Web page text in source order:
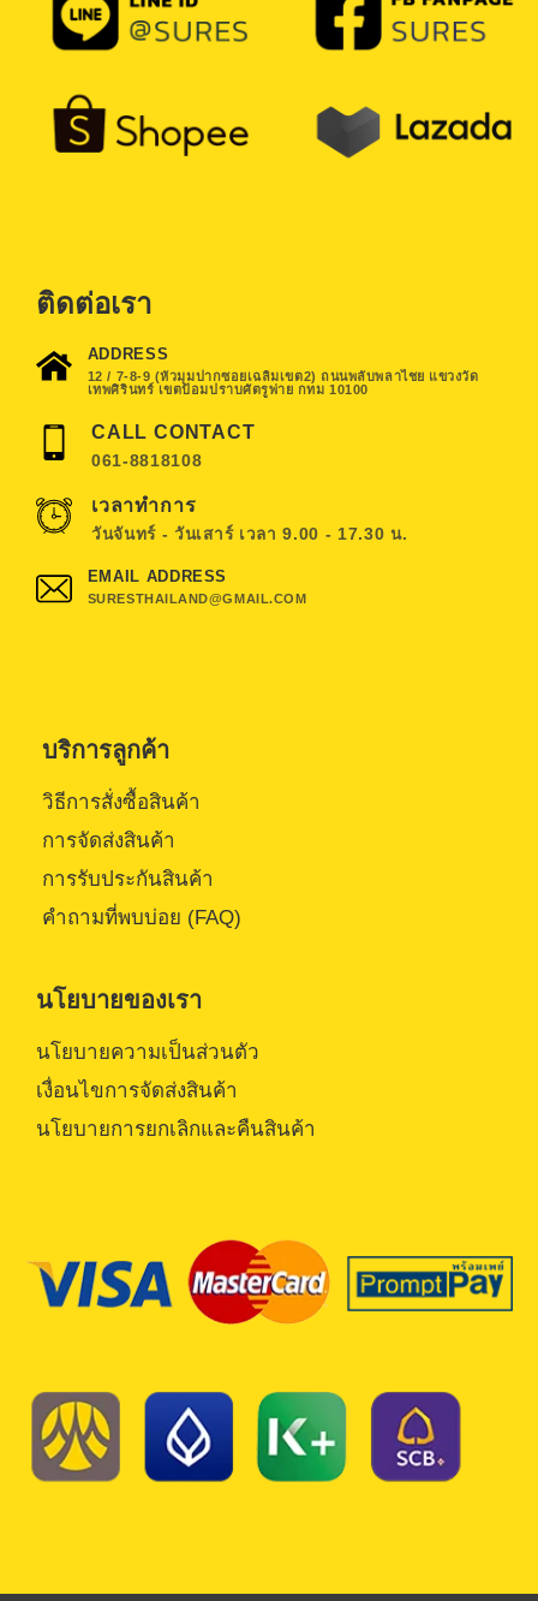
ติดต่อเรา
ADDRESS
12 / 7-8-9 (หัวมุมปากซอยเฉลิมเขต2) ถนนพลับพลาไชย แขวงวัด
เทพศิรินทร์ เขตป้อมปราบศัตรูพ่าย กทม 10100
CALL CONTACT
061-8818108
เวลาทำการ
วันจันทร์ - วันเสาร์ เวลา 9.00 - 17.30 น.
EMAIL ADDRESS
SURESTHAILAND@GMAIL.COM
บริการลูกค้า
วิธีการสั่งซื้อสินค้า
การจัดส่งสินค้า
การรับประกันสินค้า
คำถามที่พบบ่อย (FAQ)
นโยบายของเรา
นโยบายความเป็นส่วนตัว
เงื่อนไขการจัดส่งสินค้า
นโยบายการยกเลิกและคืนสินค้า